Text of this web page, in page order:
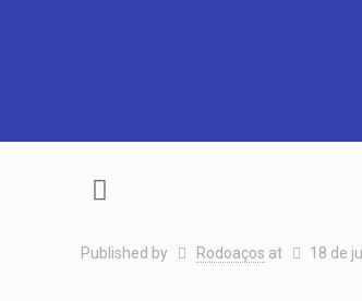
Published by Rodoaços at 18 de